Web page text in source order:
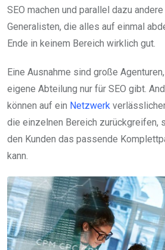
SEO machen und parallel dazu
Generalisten, die alles auf einmal
Ende in keinem Bereich wirklich gut.
Eine Ausnahme sind große
eigene Abteilung nur für SEO gibt.
können auf ein Netzwerk
die einzelnen Bereich zurückgreifen,
den Kunden das passende
kann.